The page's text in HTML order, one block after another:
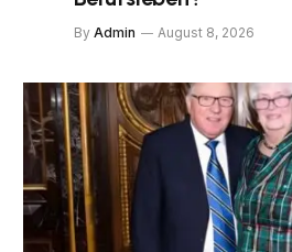
By Admin August 8, 2026